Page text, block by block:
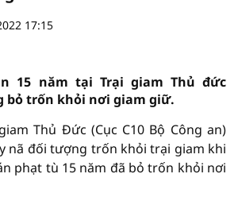
17:15
15 năm tại Trại giam Thủ đức
bỏ trốn khỏi nơi giam giữ.
Thủ Đức (Cục C10 Bộ Công an)
nã đối tượng trốn khỏi trại giam khi
phạt tù 15 năm đã bỏ trốn khỏi nơi